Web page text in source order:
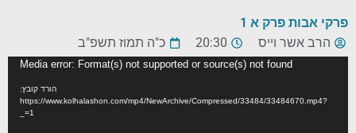
פרקי אבות פרק א 1
הרב אשר וייס
20:30
כ"ה תמוז תשפ"ב
Media error: Format(s) not supported or source(s) not found
הורד קובץ:
https://www.kolhalashon.com/mp4/NewArchive/Compressed/33484/33484670.mp4?
_=1